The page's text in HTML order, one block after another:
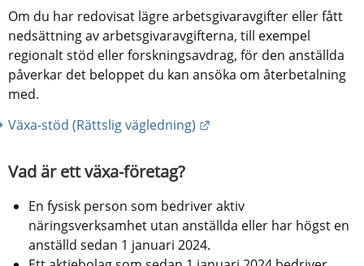
Om du har redovisat lägre arbetsgivaravgifter eller fått
nedsättning av arbetsgivaravgifterna, till exempel
regionalt stöd eller forskningsavdrag, för den anställda
påverkar det beloppet du kan ansöka om återbetalning
med.
Växa-stöd (Rättslig vägledning)
Vad är ett växa-företag?
En fysisk person som bedriver aktiv
näringsverksamhet utan anställda eller har högst en
anställd sedan 1 januari 2024.